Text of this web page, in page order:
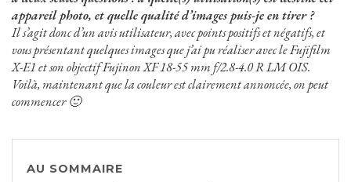
appareil photo, et quelle qualité d’images puis-je en tirer ?
Il s’agit donc d’un avis utilisateur, avec points positifs et négatifs, et
vous présentant quelques images que j’ai pu réaliser avec le Fujifilm
X-E1 et son objectif Fujinon XF 18-55 mm f/2.8-4.0 R LM OIS.
Voilà, maintenant que la couleur est clairement annoncée, on peut
commencer 🙂
AU SOMMAIRE